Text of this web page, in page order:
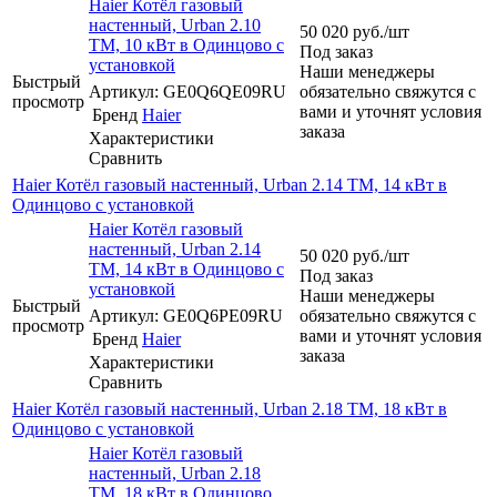
Быстрый
просмотр
Haier Котёл газовый
настенный, Urban 2.10
TM, 10 кВт в Одинцово с
установкой
Артикул: GE0Q6QE09RU
Бренд Haier
Характеристики
Сравнить
50 020 руб./шт
Под заказ
Наши менеджеры
обязательно свяжутся с
вами и уточнят условия
заказа
Haier Котёл газовый настенный, Urban 2.14 TM, 14 кВт в
Одинцово с установкой
Быстрый
просмотр
Haier Котёл газовый
настенный, Urban 2.14
TM, 14 кВт в Одинцово с
установкой
Артикул: GE0Q6PE09RU
Бренд Haier
Характеристики
Сравнить
50 020 руб./шт
Под заказ
Наши менеджеры
обязательно свяжутся с
вами и уточнят условия
заказа
Haier Котёл газовый настенный, Urban 2.18 TM, 18 кВт в
Одинцово с установкой
Haier Котёл газовый
настенный, Urban 2.18
TM, 18 кВт в Одинцово